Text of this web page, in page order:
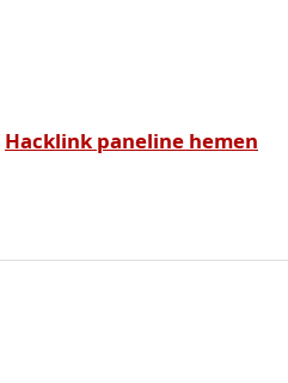
Hacklink paneline hemen